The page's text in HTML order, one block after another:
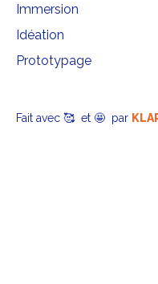
Immersion
Idéation
Prototypage
Fait avec 🥰 et 🤩 par